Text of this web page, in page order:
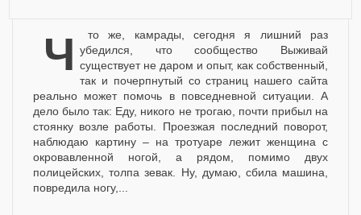
Что же, камрады, сегодня я лишний раз убедился, что сообщество Выживай
существует не даром и опыт, как собственный,
так и почерпнутый со страниц нашего сайта
реально может помочь в повседневной ситуации. А
дело было так: Еду, никого не трогаю, почти прибыл на
стоянку возле работы. Проезжая последний поворот,
наблюдаю картину – на тротуаре лежит женщина с
окровавленной ногой, а рядом, помимо двух
полицейских, толпа зевак. Ну, думаю, сбила машина,
повредила ногу,...